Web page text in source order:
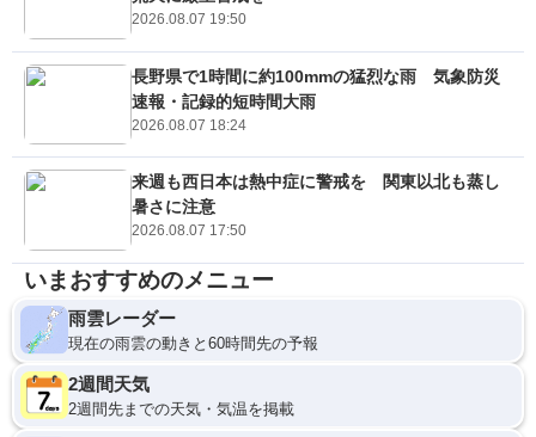
2026.08.07 19:50
長野県で1時間に約100mmの猛烈な雨 気象防災
速報・記録的短時間大雨
2026.08.07 18:24
来週も西日本は熱中症に警戒を 関東以北も蒸し
暑さに注意
2026.08.07 17:50
いまおすすめのメニュー
雨雲レーダー
現在の雨雲の動きと60時間先の予報
2週間天気
2週間先までの天気・気温を掲載